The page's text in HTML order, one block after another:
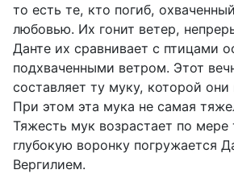
то есть те, кто погиб,
любовью. Их гонит ветер,
Данте их сравнивает с птицами
подхваченными ветром. Этот
составляет ту муку, которой они
При этом эта мука не самая
Тяжесть мук возрастает по мере
глубокую воронку погружается
Вергилием.